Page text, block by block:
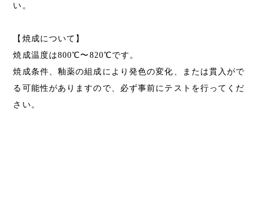
い。
【焼成について】
焼成温度は800℃〜820℃です。
焼成条件、釉薬の組成により発色の変化、または貫入がで
る可能性がありますので、必ず事前にテストを行ってくだ
さい。